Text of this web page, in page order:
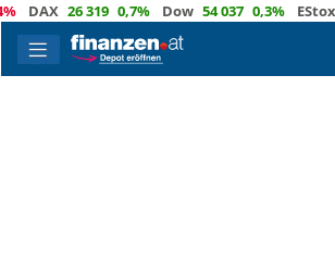
26 319 0,7% Dow 54 037 0,3% EStoxx50